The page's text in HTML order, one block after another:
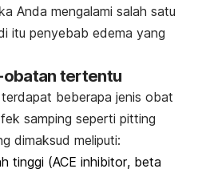
Anda mengalami salah satu
itu penyebab edema yang
obatan tertentu
terdapat beberapa jenis obat
samping seperti pitting
dimaksud meliputi:
tinggi (ACE inhibitor, beta